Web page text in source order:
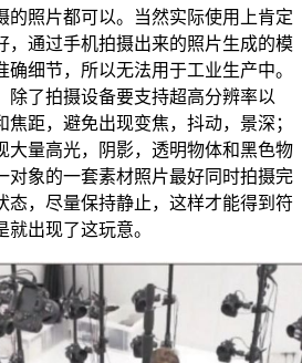
的照片都可以。当然实际使用上肯定
，通过手机拍摄出来的照片生成的模
细节，所以无法用于工业生产中。
除了拍摄设备要支持超高分辨率以
距，避免出现变焦，抖动，景深；
大量高光，阴影，透明物体和黑色物
对象的一套素材照片最好同时拍摄完
态，尽量保持静止，这样才能得到符
出现了这玩意。